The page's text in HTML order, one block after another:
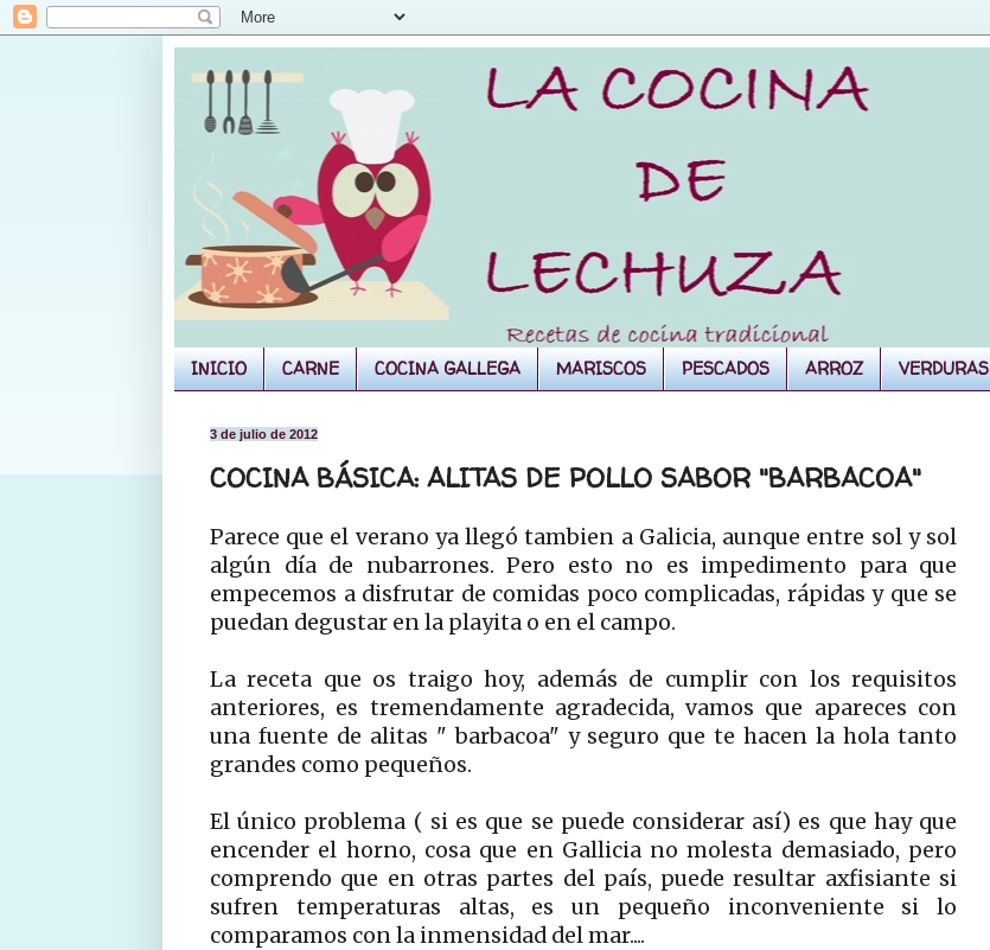
INICIO CARNE COCINA GALLEGA MARISCOS PESCADOS ARROZ VERDURAS
3 de julio de 2012
COCINA BÁSICA: ALITAS DE POLLO SABOR "BARBACOA"
Parece que el verano ya llegó tambien a Galicia, aunque entre sol y sol
algún día de nubarrones. Pero esto no es impedimento para que
empecemos a disfrutar de comidas poco complicadas, rápidas y que se
puedan degustar en la playita o en el campo.
La receta que os traigo hoy, además de cumplir con los requisitos
anteriores, es tremendamente agradecida, vamos que apareces con
una fuente de alitas " barbacoa" y seguro que te hacen la hola tanto
grandes como pequeños.
El único problema ( si es que se puede considerar así) es que hay que
encender el horno, cosa que en Gallicia no molesta demasiado, pero
comprendo que en otras partes del país, puede resultar axfisiante si
sufren temperaturas altas, es un pequeño inconveniente si lo
comparamos con la inmensidad del mar....